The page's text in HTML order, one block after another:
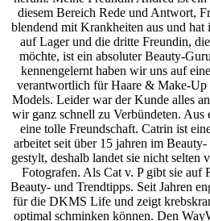
diesem Bereich Rede und Antwort,
blendend mit Krankheiten aus und hat
auf Lager und die dritte Freundin,
möchte, ist ein absoluter Beauty-
kennengelernt haben wir uns auf
verantwortlich für Haare & Make-Up
Models. Leider war der Kunde alles
wir ganz schnell zu Verbündeten. Aus
eine tolle Freundschaft. Catrin ist
arbeitet seit über 15 jahren im
gestylt, deshalb landet sie nicht selten
Fotografen. Als Cat v. P gibt sie auf
Beauty- und Trendtipps. Seit Jahren
für die DKMS Life und zeigt
optimal schminken können. Den